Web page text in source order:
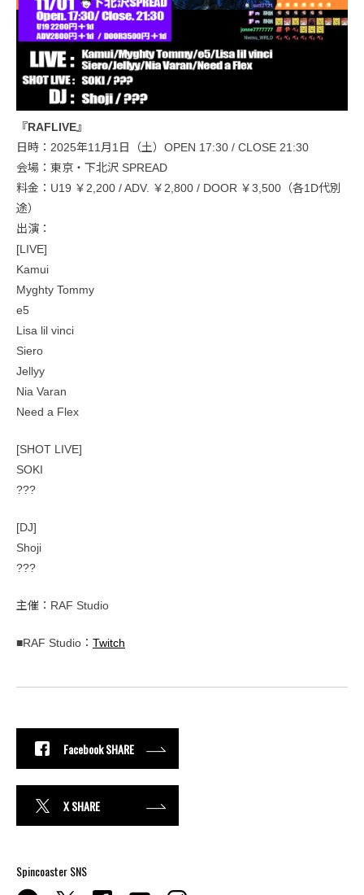
『RAFLIVE』
日時：2025年11月1日（土）OPEN 17:30 / CLOSE 21:30
会場：東京・下北沢 SPREAD
料金：U19 ￥2,200 / ADV. ￥2,800 / DOOR ￥3,500（各1D代別
途）
出演：
[LIVE]
Kamui
Myghty Tommy
e5
Lisa lil vinci
Siero
Jellyy
Nia Varan
Need a Flex
[SHOT LIVE]
SOKI
???
[DJ]
Shoji
???
主催：RAF Studio
■RAF Studio： Twitch
Facebook SHARE
X SHARE
Spincoaster SNS